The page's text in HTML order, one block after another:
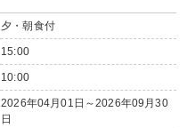
夕・朝食付
15:00
10:00
2026年04月01日～2026年09月30
日